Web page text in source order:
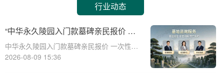
行业动态
“中华永久陵园入门款墓碑亲民报价 一
次性付清享折上折：超值安葬方案深度
解析”
中华永久陵园入门款墓碑亲民报价 一次性付
清享折上折：超值安葬方案深度解析☎ 中华
2026-08-09 15:36